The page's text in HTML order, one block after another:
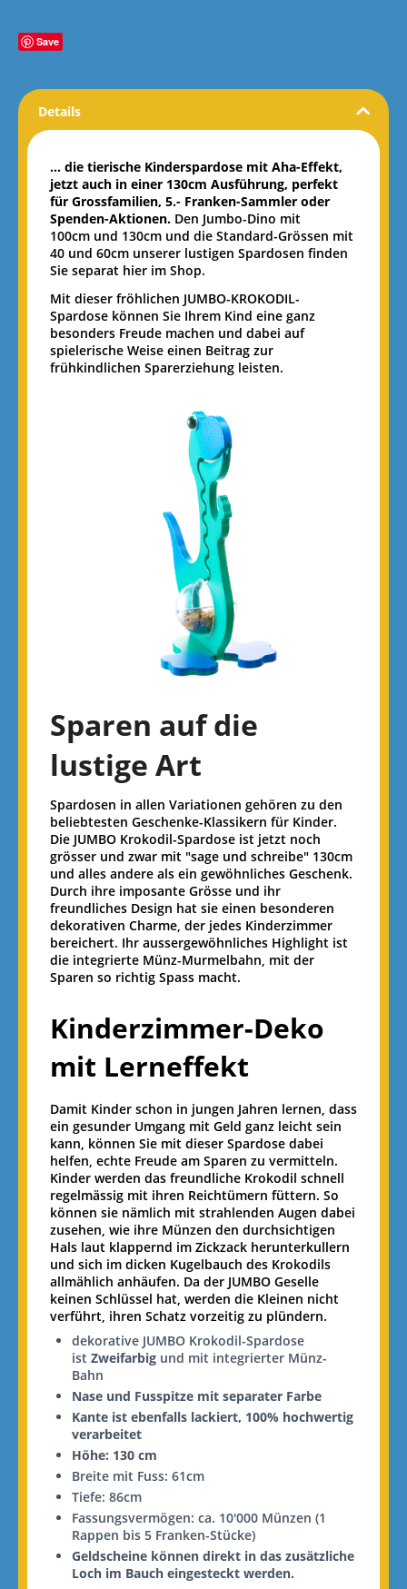
Save
Details
... die tierische Kinderspardose mit Aha-Effekt,
jetzt auch in einer 130cm Ausführung, perfekt
für Grossfamilien, 5.- Franken-Sammler oder
Spenden-Aktionen. Den Jumbo-Dino mit
100cm und 130cm und die Standard-Grössen mit
40 und 60cm unserer lustigen Spardosen finden
Sie separat hier im Shop.
Mit dieser fröhlichen JUMBO-KROKODIL-
Spardose können Sie Ihrem Kind eine ganz
besonders Freude machen und dabei auf
spielerische Weise einen Beitrag zur
frühkindlichen Sparerziehung leisten.
Sparen auf die
lustige Art
Spardosen in allen Variationen gehören zu den
beliebtesten Geschenke-Klassikern für Kinder.
Die JUMBO Krokodil-Spardose ist jetzt noch
grösser und zwar mit "sage und schreibe" 130cm
und alles andere als ein gewöhnliches Geschenk.
Durch ihre imposante Grösse und ihr
freundliches Design hat sie einen besonderen
dekorativen Charme, der jedes Kinderzimmer
bereichert. Ihr aussergewöhnliches Highlight ist
die integrierte Münz-Murmelbahn, mit der
Sparen so richtig Spass macht.
Kinderzimmer-Deko
mit Lerneffekt
Damit Kinder schon in jungen Jahren lernen, dass
ein gesunder Umgang mit Geld ganz leicht sein
kann, können Sie mit dieser Spardose dabei
helfen, echte Freude am Sparen zu vermitteln.
Kinder werden das freundliche Krokodil schnell
regelmässig mit ihren Reichtümern füttern. So
können sie nämlich mit strahlenden Augen dabei
zusehen, wie ihre Münzen den durchsichtigen
Hals laut klappernd im Zickzack herunterkullern
und sich im dicken Kugelbauch des Krokodils
allmählich anhäufen. Da der JUMBO Geselle
keinen Schlüssel hat, werden die Kleinen nicht
verführt, ihren Schatz vorzeitig zu plündern.
dekorative JUMBO Krokodil-Spardose
ist Zweifarbig und mit integrierter Münz-
Bahn
Nase und Fusspitze mit separater Farbe
Kante ist ebenfalls lackiert, 100% hochwertig
verarbeitet
Höhe: 130 cm
Breite mit Fuss: 61cm
Tiefe: 86cm
Fassungsvermögen: ca. 10'000 Münzen (1
Rappen bis 5 Franken-Stücke)
Geldscheine können direkt in das zusätzliche
Loch im Bauch eingesteckt werden.